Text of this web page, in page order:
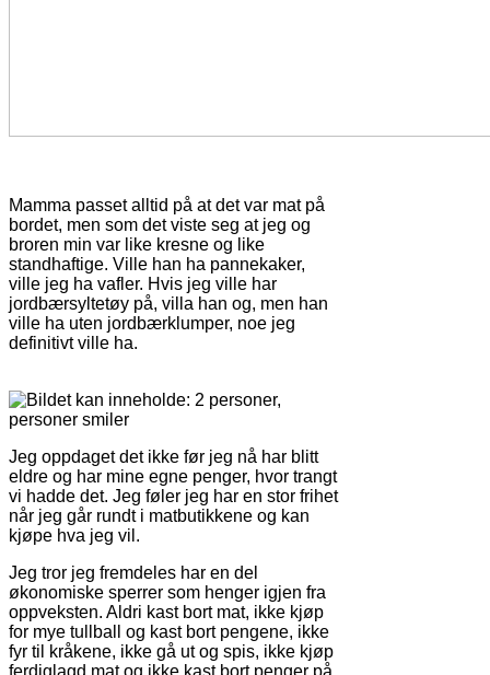
Mamma passet alltid på at det var mat på
bordet, men som det viste seg at jeg og
broren min var like kresne og like
standhaftige. Ville han ha pannekaker,
ville jeg ha vafler. Hvis jeg ville har
jordbærsyltetøy på, villa han og, men han
ville ha uten jordbærklumper, noe jeg
definitivt ville ha.
Jeg oppdaget det ikke før jeg nå har blitt
eldre og har mine egne penger, hvor trangt
vi hadde det. Jeg føler jeg har en stor frihet
når jeg går rundt i matbutikkene og kan
kjøpe hva jeg vil.
Jeg tror jeg fremdeles har en del
økonomiske sperrer som henger igjen fra
oppveksten. Aldri kast bort mat, ikke kjøp
for mye tullball og kast bort pengene, ikke
fyr til kråkene, ikke gå ut og spis, ikke kjøp
ferdiglagd mat og ikke kast bort penger på